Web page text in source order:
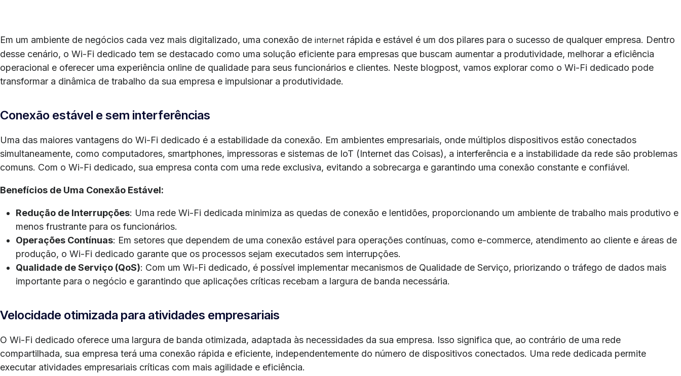
Em um ambiente de negócios cada vez mais digitalizado, uma conexão de internet rápida e estável é um dos pilares para o sucesso de qualquer empresa. Dentro
desse cenário, o Wi-Fi dedicado tem se destacado como uma solução eficiente para empresas que buscam aumentar a produtividade, melhorar a eficiência
operacional e oferecer uma experiência online de qualidade para seus funcionários e clientes. Neste blogpost, vamos explorar como o Wi-Fi dedicado pode
transformar a dinâmica de trabalho da sua empresa e impulsionar a produtividade.
Conexão estável e sem interferências
Uma das maiores vantagens do Wi-Fi dedicado é a estabilidade da conexão. Em ambientes empresariais, onde múltiplos dispositivos estão conectados
simultaneamente, como computadores, smartphones, impressoras e sistemas de IoT (Internet das Coisas), a interferência e a instabilidade da rede são problemas
comuns. Com o Wi-Fi dedicado, sua empresa conta com uma rede exclusiva, evitando a sobrecarga e garantindo uma conexão constante e confiável.
Benefícios de Uma Conexão Estável:
Redução de Interrupções: Uma rede Wi-Fi dedicada minimiza as quedas de conexão e lentidões, proporcionando um ambiente de trabalho mais produtivo e
menos frustrante para os funcionários.
Operações Contínuas: Em setores que dependem de uma conexão estável para operações contínuas, como e-commerce, atendimento ao cliente e áreas de
produção, o Wi-Fi dedicado garante que os processos sejam executados sem interrupções.
Qualidade de Serviço (QoS): Com um Wi-Fi dedicado, é possível implementar mecanismos de Qualidade de Serviço, priorizando o tráfego de dados mais
importante para o negócio e garantindo que aplicações críticas recebam a largura de banda necessária.
Velocidade otimizada para atividades empresariais
O Wi-Fi dedicado oferece uma largura de banda otimizada, adaptada às necessidades da sua empresa. Isso significa que, ao contrário de uma rede
compartilhada, sua empresa terá uma conexão rápida e eficiente, independentemente do número de dispositivos conectados. Uma rede dedicada permite
executar atividades empresariais críticas com mais agilidade e eficiência.